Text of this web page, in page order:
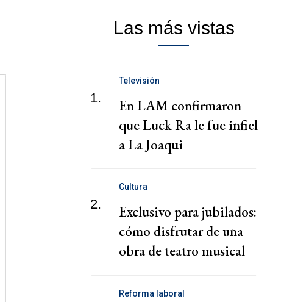
Las más vistas
1.
Televisión
En LAM confirmaron
que Luck Ra le fue infiel
a La Joaqui
2.
Cultura
Exclusivo para jubilados:
cómo disfrutar de una
obra de teatro musical
Reforma laboral